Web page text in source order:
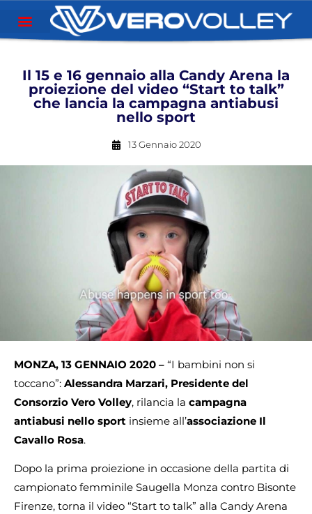
Il 15 e 16 gennaio alla Candy Arena la
proiezione del video “Start to talk”
che lancia la campagna antiabusi
nello sport
13 Gennaio 2020
MONZA, 13 GENNAIO 2020 – “I bambini non si
toccano”: Alessandra Marzari, Presidente del
Consorzio Vero Volley, rilancia la campagna
antiabusi nello sport insieme all’associazione Il
Cavallo Rosa.
Dopo la prima proiezione in occasione della partita di
campionato femminile Saugella Monza contro Bisonte
Firenze, torna il video “Start to talk” alla Candy Arena